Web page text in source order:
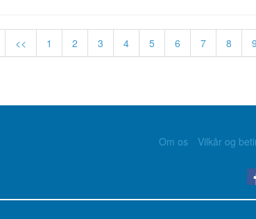
<< 1 2 3 4 5 6 7 8 9
Om os Vilkår og